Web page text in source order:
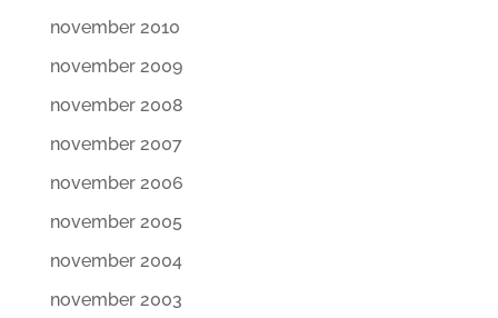
november 2010
november 2009
november 2008
november 2007
november 2006
november 2005
november 2004
november 2003